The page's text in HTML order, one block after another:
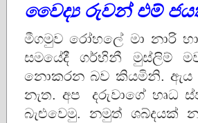
වෛද්‍ය රුවන් එම්
මීගමුව රෝහලේ මා නාරි
සමයේදී ගර්භිනී මුස්ලිම්
නොකරන බව කියමිනි. ඇය
නැත. අප දරුවාගේ හෘධ
බැළුවෙමු. නමුත් ශබ්දයක්